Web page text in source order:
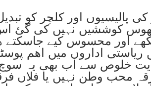
پالیسیوں اور کلچر کو
ٹھوس کوششیں نہیں کی گئ
اور محسوس کیے جاسکتے
ریاستی اداروں میں اھم
خلوص سے اب بھی یہ سوچ
محب وطن نہیں یا فلاں